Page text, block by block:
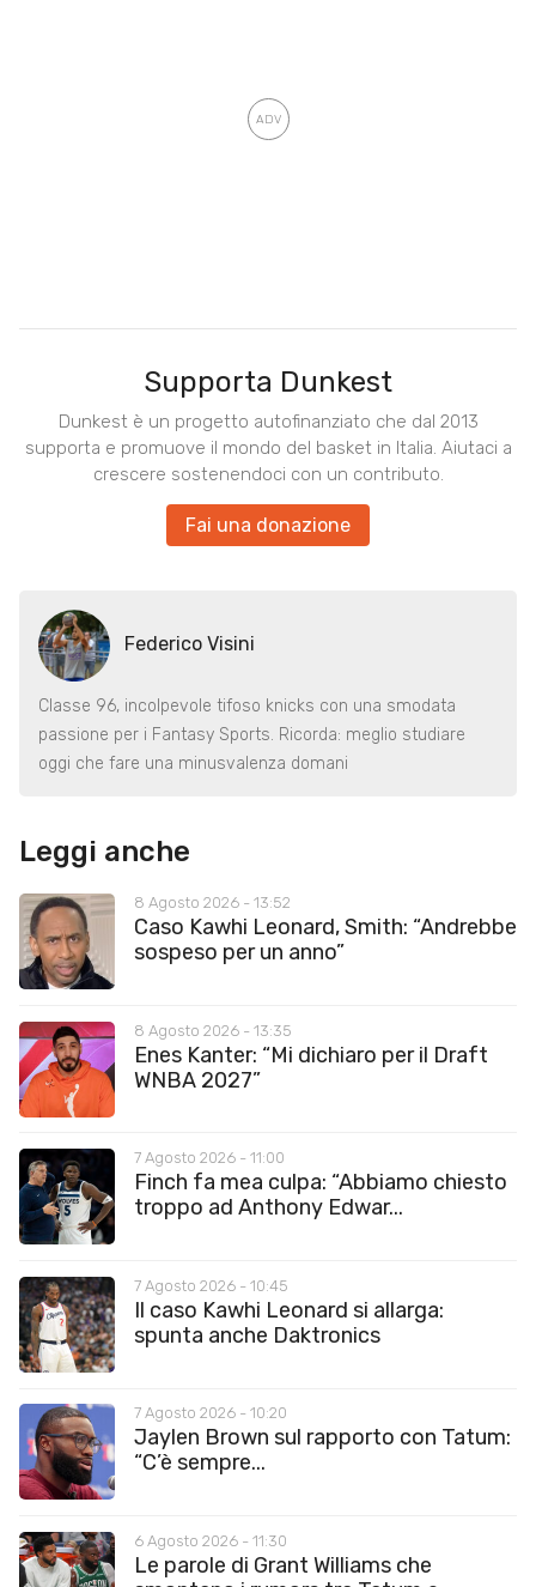
Supporta Dunkest
Dunkest è un progetto autofinanziato che dal 2013
supporta e promuove il mondo del basket in Italia. Aiutaci a
crescere sostenendoci con un contributo.
Fai una donazione
Federico Visini
Classe 96, incolpevole tifoso knicks con una smodata
passione per i Fantasy Sports. Ricorda: meglio studiare
oggi che fare una minusvalenza domani
Leggi anche
8 Agosto 2026 - 13:52
Caso Kawhi Leonard, Smith: “Andrebbe
sospeso per un anno”
8 Agosto 2026 - 13:35
Enes Kanter: “Mi dichiaro per il Draft
WNBA 2027”
7 Agosto 2026 - 11:00
Finch fa mea culpa: “Abbiamo chiesto
troppo ad Anthony Edwar...
7 Agosto 2026 - 10:45
Il caso Kawhi Leonard si allarga:
spunta anche Daktronics
7 Agosto 2026 - 10:20
Jaylen Brown sul rapporto con Tatum:
“C’è sempre...
6 Agosto 2026 - 11:30
Le parole di Grant Williams che